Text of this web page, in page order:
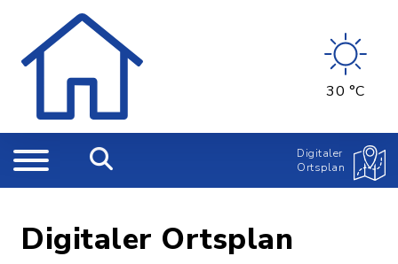
30 °C
Digitaler
Ortsplan
Digitaler Ortsplan